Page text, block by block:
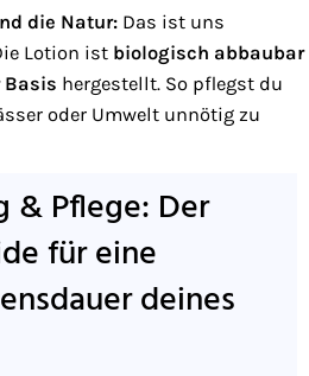
die Natur: Das ist uns
Lotion ist biologisch abbaubar
hergestellt. So pflegst du
oder Umwelt unnötig zu
& Pflege: Der
für eine
deines